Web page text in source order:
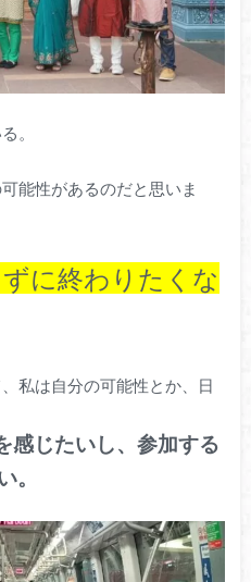
。
能性があるのだと思いま
に終わりたくな
私は自分の可能性とか、日
感じたいし、参加する
。